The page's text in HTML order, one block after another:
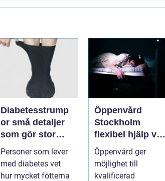
Diabetesstrump
or små detaljer
som gör stor
skillnad för
känsliga fötter
Personer som lever
med diabetes vet
hur mycket fötterna
Öppenvård
Stockholm
flexibel hjälp vid
beroende och
annan
problematik
Öppenvård ger
möjlighet till
kvalificerad